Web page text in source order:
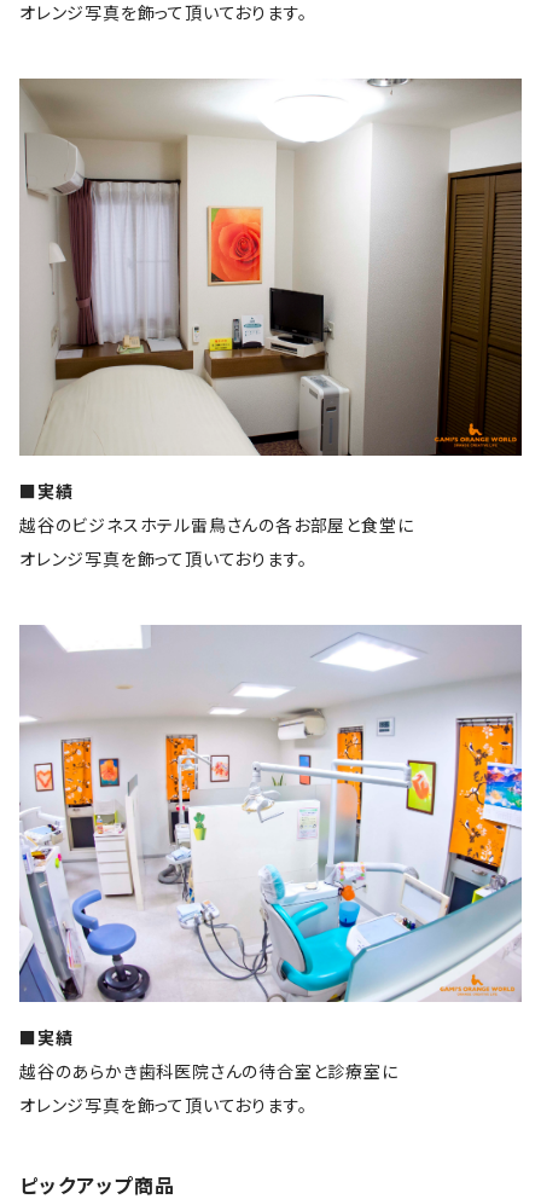
オレンジ写真を飾って頂いております。
■実績
越谷のビジネスホテル雷鳥さんの各お部屋と食堂に
オレンジ写真を飾って頂いております。
■実績
越谷のあらかき歯科医院さんの待合室と診療室に
オレンジ写真を飾って頂いております。
ピックアップ商品